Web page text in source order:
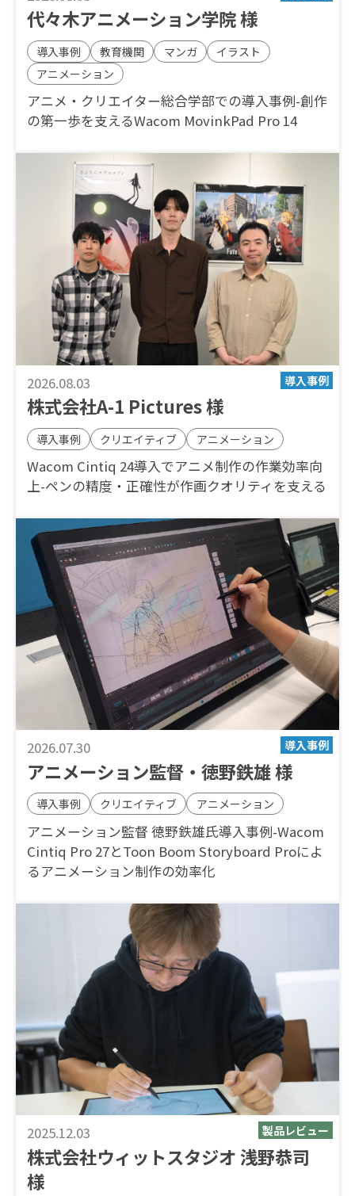
代々木アニメーション学院 様
導入事例 教育機関 マンガ
イラスト
アニメーション
アニメ・クリエイター総合学部での導入事例-創作
の第一歩を支えるWacom MovinkPad Pro 14
2026.08.03
株式会社A-1 Pictures 様
導入事例 クリエイティブ アニメーション
Wacom Cintiq 24導入でアニメ制作の作業効率向
上-ペンの精度・正確性が作画クオリティを支える
2026.07.30
アニメーション監督・徳野鉄雄 様
導入事例 クリエイティブ アニメーション
アニメーション監督 徳野鉄雄氏導入事例-Wacom
Cintiq Pro 27とToon Boom Storyboard Proによ
るアニメーション制作の効率化
2025.12.03
株式会社ウィットスタジオ 浅野恭司
様